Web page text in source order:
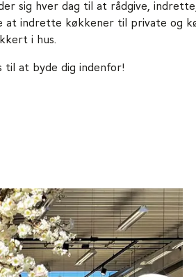
sig hver dag til at rådgive,
at indrette køkkener til private og
i hus.
til at byde dig indenfor!